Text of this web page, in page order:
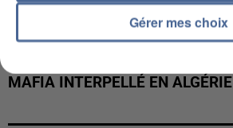
MAFIA INTERPELLÉ EN ALGÉRIE
Gérer mes choix